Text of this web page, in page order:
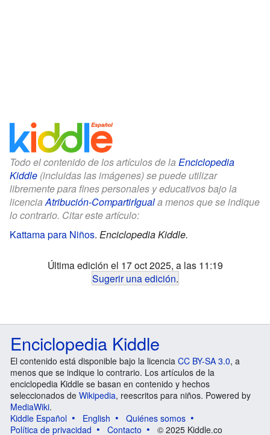
Todo el contenido de los artículos de la Enciclopedia
Kiddle (incluidas las imágenes) se puede utilizar
libremente para fines personales y educativos bajo la
licenciaAtribución-CompartirIguala menos que se indique
lo contrario. Citar este artículo:
Kattama para Niños. Enciclopedia Kiddle.
Última edición el 17 oct 2025, a las 11:19
Sugerir una edición.
Enciclopedia Kiddle
El contenido está disponible bajo la licencia CC BY-SA 3.0, a
menos que se indique lo contrario. Los artículos de la
enciclopedia Kiddle se basan en contenido y hechos
seleccionados de Wikipedia, reescritos para niños. Powered by
MediaWiki.
Kiddle Español
English
Quiénes somos
Política de privacidad
Contacto © 2025 Kiddle.co